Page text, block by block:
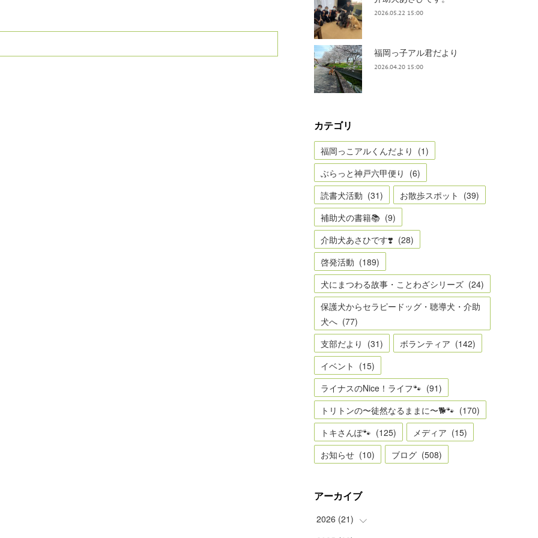
2026.05.22 15:00
福岡っ子アル君だより
2026.04.20 15:00
カテゴリ
福岡っこアルくんだより (1)
ぶらっと神戸六甲便り (6)
読書犬活動 (31) お散歩スポット (39)
補助犬の書籍📚 (9)
介助犬あさひです❣️ (28)
啓発活動 (189)
犬にまつわる故事・ことわざシリーズ (24)
保護犬からセラピードッグ・聴導犬・介助
犬へ (77)
支部だより (31) ボランティア (142)
イベント (15)
ライナスのNice！ライフ🐾 (91)
トリトンの〜徒然なるままに〜🐕🐾 (170)
トキさんぽ🐾 (125) メディア (15)
お知らせ (10) ブログ (508)
アーカイブ
2026 (21)